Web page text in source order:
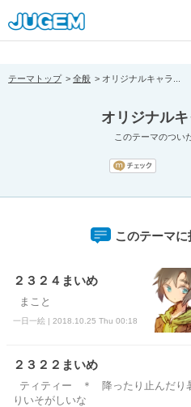
[pear_error: message="Success"
prefix="" info=""]
テーマトップ 全般 オリジナルキャラ...
オリジナル
このテーマのつい
このテーマ
２３２４まいめ
まこと
一日一絵 | 2018.10.25 Thu 00:18
２３２２まいめ
ティティー ＊ 降ったり止んだり
りいそがしいな